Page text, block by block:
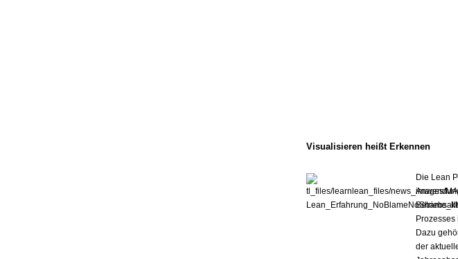
Visualisieren heißt Erkennen
Die Lean
Dazu
der